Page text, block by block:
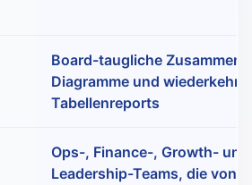
Board-taugliche
Diagramme und
Tabellenreports
Ops-, Finance-, Growth- und
Leadership-Teams, die von